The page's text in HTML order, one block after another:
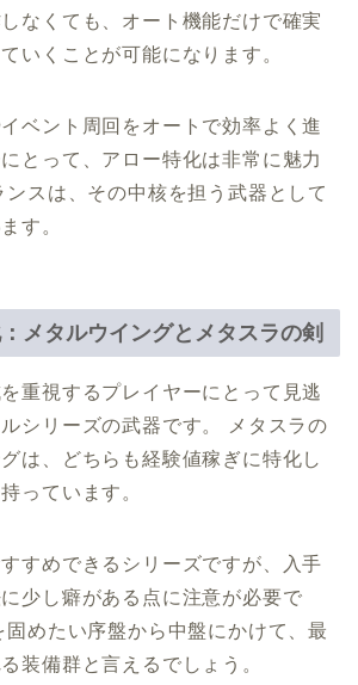
なくても、オート機能だけで確実
いくことが可能になります。
ベント周回をオートで効率よく進
とって、アロー特化は非常に魅力
スは、その中核を担う武器として
す。
メタルウイングとメタスラの剣
重視するプレイヤーにとって見逃
シリーズの武器です。 メタスラの
は、どちらも経験値稼ぎに特化し
っています。
すめできるシリーズですが、入手
少し癖がある点に注意が必要で
めたい序盤から中盤にかけて、最
装備群と言えるでしょう。